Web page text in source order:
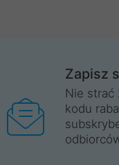
Zapisz
Nie strać
kodu